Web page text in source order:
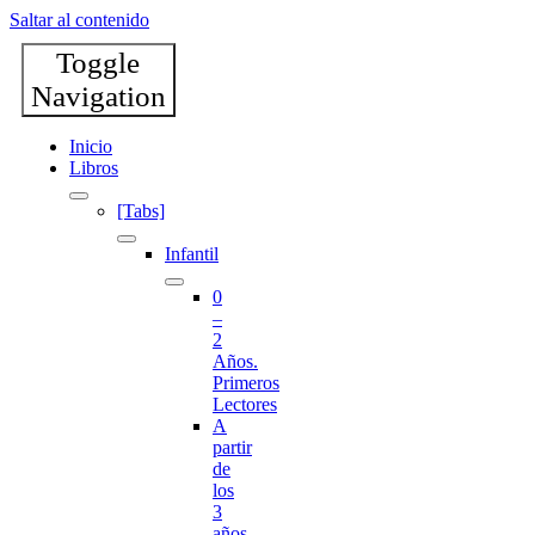
Saltar al contenido
Toggle
Navigation
Inicio
Libros
[Tabs]
Infantil
0
–
2
Años.
Primeros
Lectores
A
partir
de
los
3